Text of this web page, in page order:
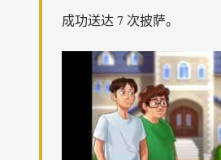
成功送达 7 次披萨。